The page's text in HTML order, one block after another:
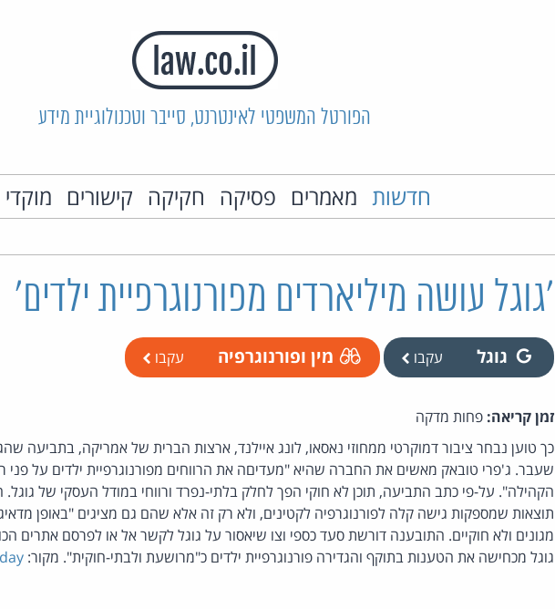
הפורטל המשפטי לאינטרנט, סייבר וטכנולוגיית מידע
חדשות מאמרים פסיקה חקיקה קישורים
'גוגל עושה מיליארדים מפורנוגרפיית ילדים'
גוגל עקבו מין ופורנוגרפיה עקבו
זמן קריאה: פחות מדקה
כך טוען נבחר ציבור דמוקרטי ממחוזי נאסאו, לונג איילנד, ארצות הברית של אמריקה, בתביעה
שעבר. ג'פרי טובאק מאשים את החברה שהיא "מעדיםה את הרווחים מפורנוגרפיית ילדים על פני
הקהילה". על-פי כתב התביעה, תוכן לא חוקי הפך לחלק בלתי-נפרד ורווחי במודל העסקי של
תוצאות שמספקות גישה קלה לפורנוגרפיה לקטינים, ולא רק זה אלא שהם גם מציגים "באופן
מגונים ולא חוקיים. התובענה דורשת סעד כספי וצו שיאסור על גוגל לקשר אל או לפרסם אתרים
גוגל מכחישה את הטענות בתוקף והגדירה פורנוגרפיית ילדים כ"מרושעת ולבתי-חוקית". מקור: